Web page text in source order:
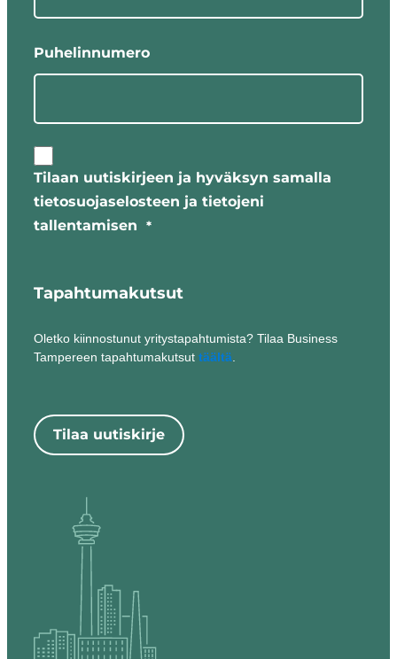
Puhelinnumero
Tilaan uutiskirjeen ja hyväksyn samalla
tietosuojaselosteen ja tietojeni
tallentamisen
*
Tapahtumakutsut
Oletko kiinnostunut yritystapahtumista? Tilaa Business
Tampereen tapahtumakutsut täältä.
Tilaa uutiskirje